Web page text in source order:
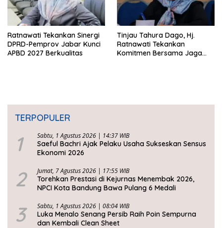
Ratnawati Tekankan Sinergi
DPRD-Pemprov Jabar Kunci
APBD 2027 Berkualitas
Tinjau Tahura Dago, Hj.
Ratnawati Tekankan
Komitmen Bersama Jaga
TERPOPULER
1 Sabtu, 1 Agustus 2026 | 14:37 WIB
Saeful Bachri Ajak Pelaku Usaha Sukseskan Sensus
Ekonomi 2026
2 Jumat, 7 Agustus 2026 | 17:55 WIB
Torehkan Prestasi di Kejurnas Menembak 2026,
NPCI Kota Bandung Bawa Pulang 6 Medali
3 Sabtu, 1 Agustus 2026 | 08:04 WIB
Luka Menalo Senang Persib Raih Poin Sempurna
dan Kembali Clean Sheet